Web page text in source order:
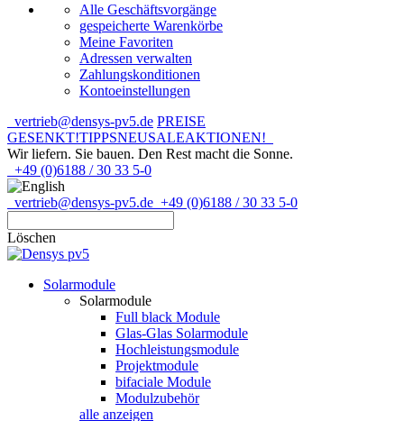
Alle Geschäftsvorgänge
gespeicherte Warenkörbe
Meine Favoriten
Adressen verwalten
Zahlungskonditionen
Kontoeinstellungen
vertrieb@densys-pv5.de PREISE
GESENKT!TIPPSNEUSALEAKTIONEN!
Wir liefern. Sie bauen. Den Rest macht die Sonne.
+49 (0)6188 / 30 33 5-0
vertrieb@densys-pv5.de +49 (0)6188 / 30 33 5-0
Löschen
Solarmodule
Solarmodule
Full black Module
Glas-Glas Solarmodule
Hochleistungsmodule
Projektmodule
bifaciale Module
Modulzubehör
alle anzeigen